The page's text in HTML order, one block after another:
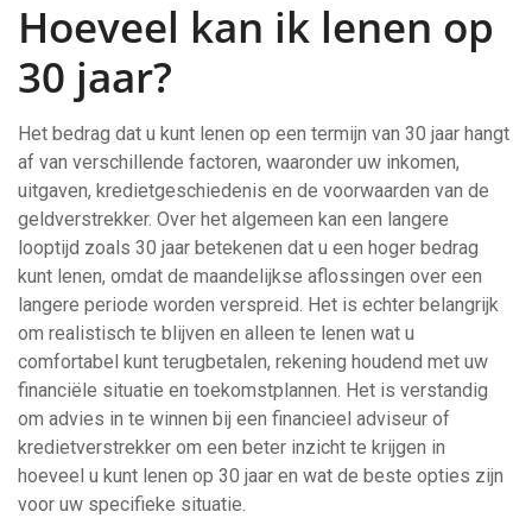
Hoeveel kan ik lenen op
30 jaar?
Het bedrag dat u kunt lenen op een termijn van 30 jaar hangt
af van verschillende factoren, waaronder uw inkomen,
uitgaven, kredietgeschiedenis en de voorwaarden van de
geldverstrekker. Over het algemeen kan een langere
looptijd zoals 30 jaar betekenen dat u een hoger bedrag
kunt lenen, omdat de maandelijkse aflossingen over een
langere periode worden verspreid. Het is echter belangrijk
om realistisch te blijven en alleen te lenen wat u
comfortabel kunt terugbetalen, rekening houdend met uw
financiële situatie en toekomstplannen. Het is verstandig
om advies in te winnen bij een financieel adviseur of
kredietverstrekker om een beter inzicht te krijgen in
hoeveel u kunt lenen op 30 jaar en wat de beste opties zijn
voor uw specifieke situatie.